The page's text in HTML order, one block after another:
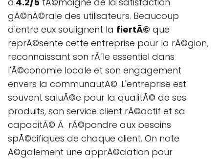
gÃ©nÃ©rale des utilisateurs. Beaucoup
d'entre eux soulignent la fiertÃ© que
reprÃ©sente cette entreprise pour la rÃ©gion,
reconnaissant son rÃ´le essentiel dans
l'Ã©conomie locale et son engagement
envers la communautÃ©. L'entreprise est
souvent saluÃ©e pour la qualitÃ© de ses
produits, son service client rÃ©actif et sa
capacitÃ© Ã rÃ©pondre aux besoins
spÃ©cifiques de chaque client. On note
Ã©galement une apprÃ©ciation pour